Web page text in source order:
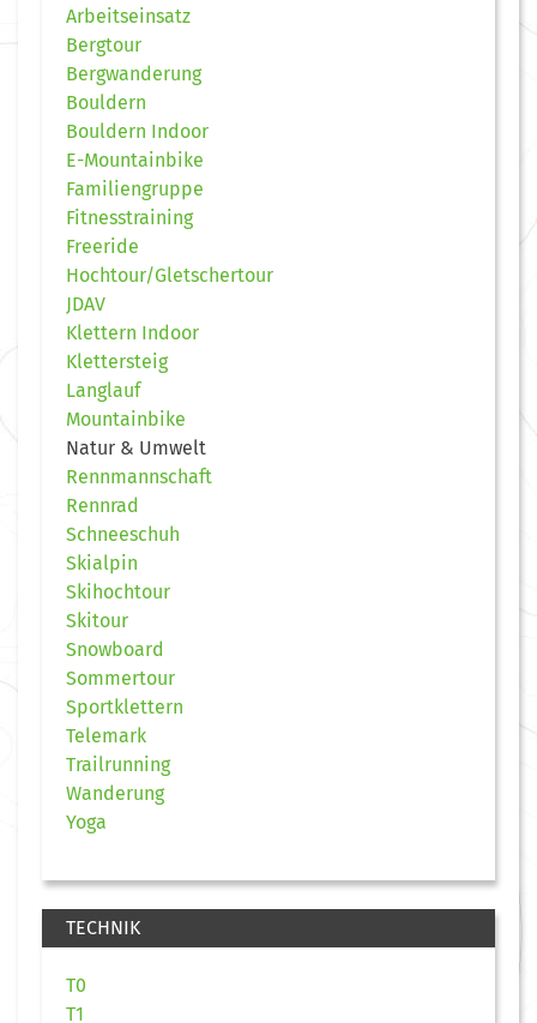
Arbeitseinsatz
Bergtour
Bergwanderung
Bouldern
Bouldern Indoor
E-Mountainbike
Familiengruppe
Fitnesstraining
Freeride
Hochtour/Gletschertour
JDAV
Klettern Indoor
Klettersteig
Langlauf
Mountainbike
Natur & Umwelt
Rennmannschaft
Rennrad
Schneeschuh
Skialpin
Skihochtour
Skitour
Snowboard
Sommertour
Sportklettern
Telemark
Trailrunning
Wanderung
Yoga
TECHNIK
T0
T1